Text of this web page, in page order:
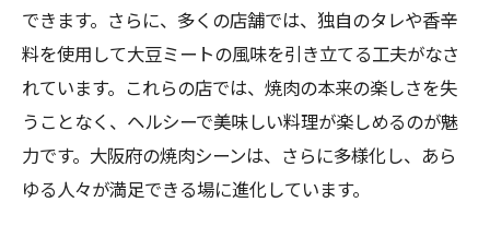
大豆ミートが焼肉に与える新たな視点
大阪でもっと健康的な焼肉を楽しむ方法
大豆ミートが巻き起こす焼肉のイノベーシ
ョン
大阪府で進化する焼肉体験の新たなカタチ
焼肉好き必見大豆ミートで味わう大阪の新しい
できます。さらに、多くの店舗では、独自のタレや香辛
料を使用して大豆ミートの風味を引き立てる工夫がなさ
れています。これらの店では、焼肉の本来の楽しさを失
うことなく、ヘルシーで美味しい料理が楽しめるのが魅
力です。大阪府の焼肉シーンは、さらに多様化し、あら
ゆる人々が満足できる場に進化しています。